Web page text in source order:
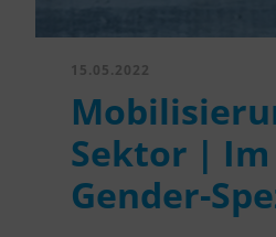
15.05.2022
Sektor | Im
Gender-